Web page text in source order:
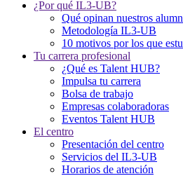
¿Por qué IL3-UB?
Qué opinan nuestros
Metodología IL3-UB
10 motivos por los que
Tu carrera profesional
¿Qué es Talent HUB?
Impulsa tu carrera
Bolsa de trabajo
Empresas colaboradoras
Eventos Talent HUB
El centro
Presentación del centro
Servicios del IL3-UB
Horarios de atención